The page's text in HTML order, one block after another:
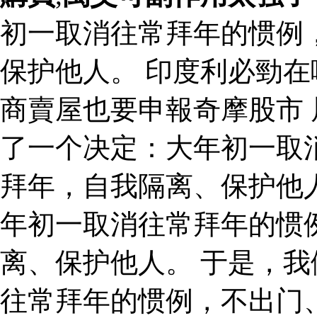
初一取消往常拜年的惯例
保护他人。 印度利必勁
商賣屋也要申報奇摩股市
了一个决定：大年初一
拜年，自我隔离、保护
年初一取消往常拜年的惯
离、保护他人。 于是，
往常拜年的惯例，不出门